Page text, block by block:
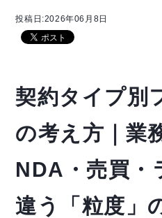
投稿日:2026年06月8日
契約タイプ別
の考え方｜業
NDA・売買・
違う「粒度」